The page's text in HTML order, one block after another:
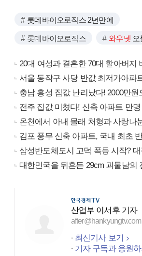
롯데바이오로직스 2년만에
롯데바이오로직스 와우넷 오
20대 여성과 결혼한 70대 할아버지
서울 동작구 사당 반값 최저가아파
충남 홍성 집값 난리났다! 2000만원
전주 집값 미쳤다! 신축 아파트 만
온천에서 아내 몰래 처형과 사랑나
김포 풍무 신축 아파트, 국내 최초
삼성반도체도시 고덕 폭등 시작?
대한민국을 뒤흔든 29cm 괴물남의
산업부 이서후 기자
after@hankyungtv.com
최신기사 보기
기자 구독과 응원하